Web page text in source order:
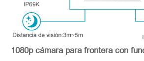
1080p cámara para frontera con